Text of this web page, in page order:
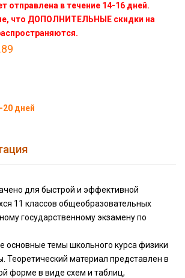
отправлена в течение 14-16 дней.
что ДОПОЛНИТЕЛЬНЫЕ скидки на
дней
для быстрой и эффективной
11 классов общеобразовательных
государственному экзамену по
основные темы школьного курса физики
Теоретический материал представлен в
форме в виде схем и таблиц,